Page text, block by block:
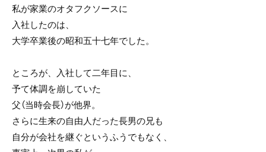
私が家業のオタフクソースに
入社したのは、
大学卒業後の昭和五十七年でした。
ところが、入社して二年目に、
予て体調を崩していた
父（当時会長）が他界。
さらに生来の自由人だった長男の兄も
自分が会社を継ぐというふうでもなく、